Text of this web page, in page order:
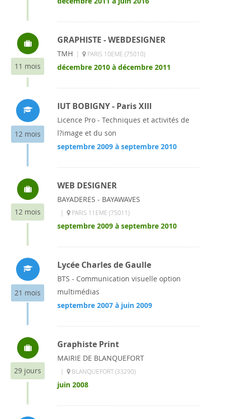
11 mois
GRAPHISTE - WEBDESIGNER
TMH | PARIS 10EME (75010)
décembre 2010 à décembre 2011
12 mois
IUT BOBIGNY - Paris XIII
Licence Pro - Techniques et activités de
l?image et du son
septembre 2009 à septembre 2010
12 mois
WEB DESIGNER
BAYADERES - BAYAWAVES
| PARIS 11EME (75011)
septembre 2009 à septembre 2010
21 mois
Lycée Charles de Gaulle
BTS - Communication visuelle option
multimédias
septembre 2007 à juin 2009
29 jours
Graphiste Print
MAIRIE DE BLANQUEFORT
| BLANQUEFORT (33290)
juin 2008